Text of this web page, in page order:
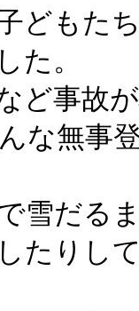
どもた
た。
ど事故
な無事
雪だる
たりし